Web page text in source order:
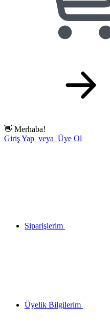
👋 Merhaba!
Giriş Yap veya Üye Ol
Siparişlerim
Üyelik Bilgilerim